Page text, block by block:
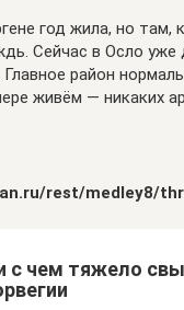
год жила, но там,
Сейчас в Осло уже
Главное район
живём — никаких
rest/medley8/
с чем тяжело